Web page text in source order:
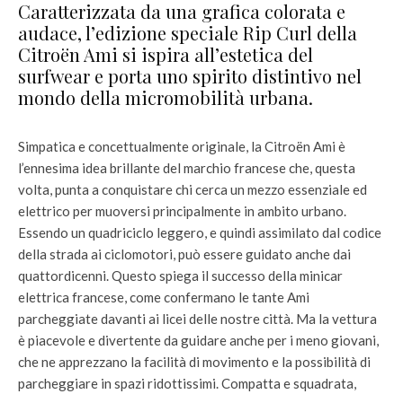
Caratterizzata da una grafica colorata e
audace, l’edizione speciale Rip Curl della
Citroën Ami si ispira all’estetica del
surfwear e porta uno spirito distintivo nel
mondo della micromobilità urbana.
Simpatica e concettualmente originale, la Citroën Ami è
l’ennesima idea brillante del marchio francese che, questa
volta, punta a conquistare chi cerca un mezzo essenziale ed
elettrico per muoversi principalmente in ambito urbano.
Essendo un quadriciclo leggero, e quindi assimilato dal codice
della strada ai ciclomotori, può essere guidato anche dai
quattordicenni. Questo spiega il successo della minicar
elettrica francese, come confermano le tante Ami
parcheggiate davanti ai licei delle nostre città. Ma la vettura
è piacevole e divertente da guidare anche per i meno giovani,
che ne apprezzano la facilità di movimento e la possibilità di
parcheggiare in spazi ridottissimi. Compatta e squadrata,